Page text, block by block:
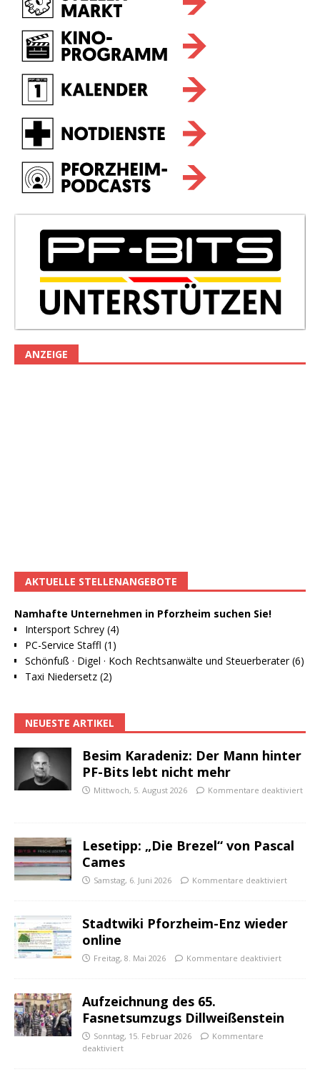
ANZEIGE
AKTUELLE STELLENANGEBOTE
Namhafte Unternehmen in Pforzheim suchen Sie!
Intersport Schrey (4)
PC-Service Staffl (1)
Schönfuß · Digel · Koch Rechtsanwälte und Steuerberater (6)
Taxi Niedersetz (2)
NEUESTE ARTIKEL
Besim Karadeniz: Der Mann hinter
PF-Bits lebt nicht mehr
Mittwoch, 5. August 2026 Kommentare deaktiviert
Lesetipp: „Die Brezel“ von Pascal
Cames
Samstag, 6. Juni 2026 Kommentare deaktiviert
Stadtwiki Pforzheim-Enz wieder
online
Freitag, 8. Mai 2026 Kommentare deaktiviert
Aufzeichnung des 65.
Fasnetsumzugs Dillweißenstein
Sonntag, 15. Februar 2026
Kommentare
deaktiviert